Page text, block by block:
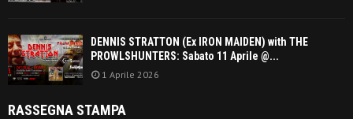
DENNIS STRATTON (Ex IRON MAIDEN) with THE
PROWLSHUNTERS: Sabato 11 Aprile @...
1 Aprile 2026
RASSEGNA STAMPA